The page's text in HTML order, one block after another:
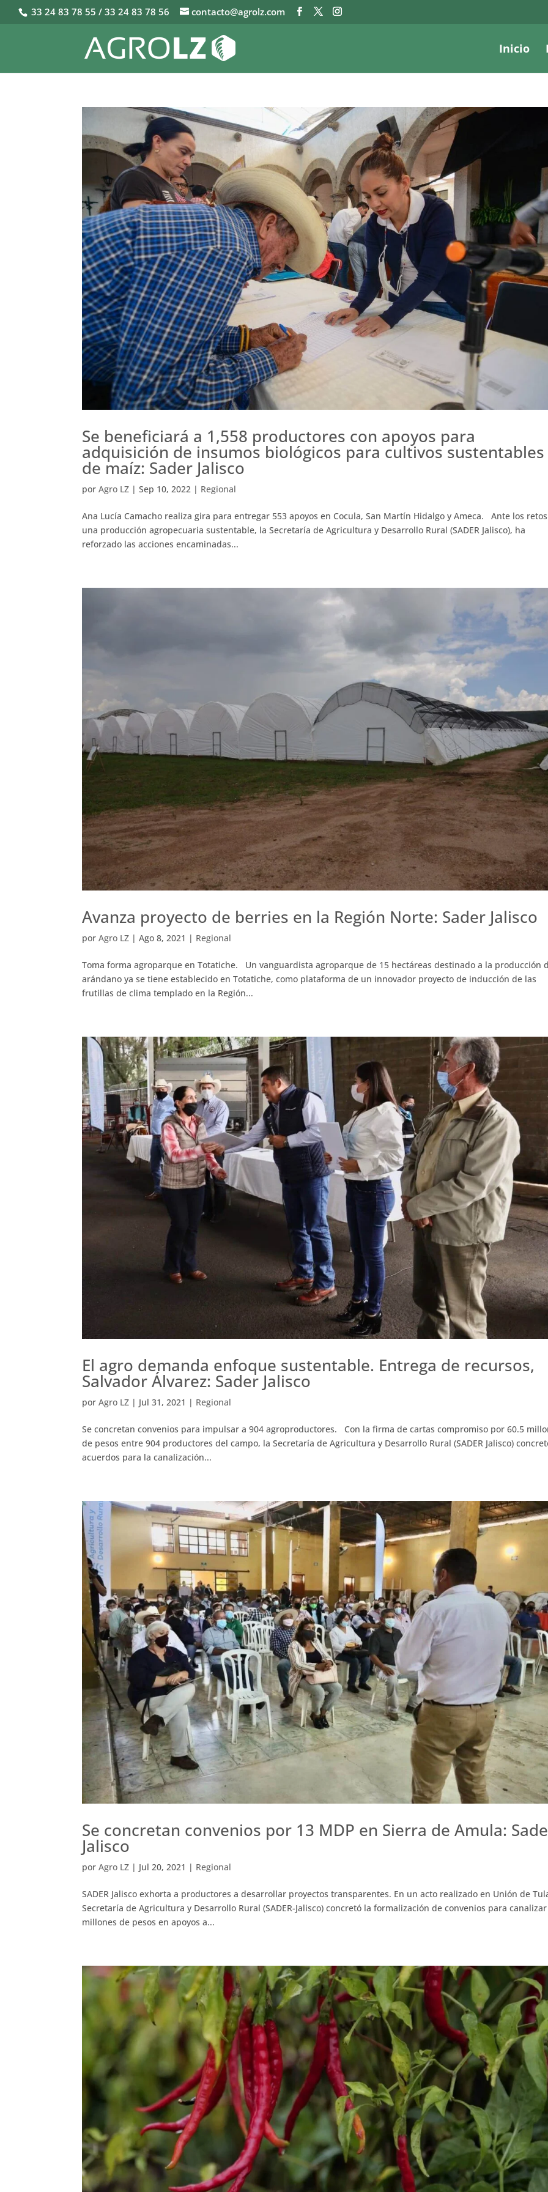
33 24 83 78 55 / 33 24 83 78 56 contacto@agrolz.com
Inicio
Se beneficiará a 1,558 productores con apoyos para
adquisición de insumos biológicos para cultivos sustentables
de maíz: Sader Jalisco
porAgro LZ |Sep 10, 2022 | Regional
Ana Lucía Camacho realiza gira para entregar 553 apoyos en Cocula, San Martín Hidalgo y Ameca. Ante los
una producción agropecuaria sustentable, la Secretaría de Agricultura y Desarrollo Rural (SADER Jalisco), ha
reforzado las acciones encaminadas...
Avanza proyecto de berries en la Región Norte: Sader Jalisco
porAgro LZ |Ago 8, 2021 | Regional
Toma forma agroparque en Totatiche. Un vanguardista agroparque de 15 hectáreas destinado a la producción
arándano ya se tiene establecido en Totatiche, como plataforma de un innovador proyecto de inducción de las
frutillas de clima templado en la Región...
El agro demanda enfoque sustentable. Entrega de recursos,
Salvador Álvarez: Sader Jalisco
porAgro LZ | Jul 31, 2021 | Regional
Se concretan convenios para impulsar a 904 agroproductores. Con la firma de cartas compromiso por 60.5
de pesos entre 904 productores del campo, la Secretaría de Agricultura y Desarrollo Rural (SADER Jalisco)
acuerdos para la canalización...
Se concretan convenios por 13 MDP en Sierra de Amula:
Jalisco
porAgro LZ | Jul 20, 2021 | Regional
SADER Jalisco exhorta a productores a desarrollar proyectos transparentes. En un acto realizado en Unión de
Secretaría de Agricultura y Desarrollo Rural (SADER-Jalisco) concretó la formalización de convenios para
millones de pesos en apoyos a...